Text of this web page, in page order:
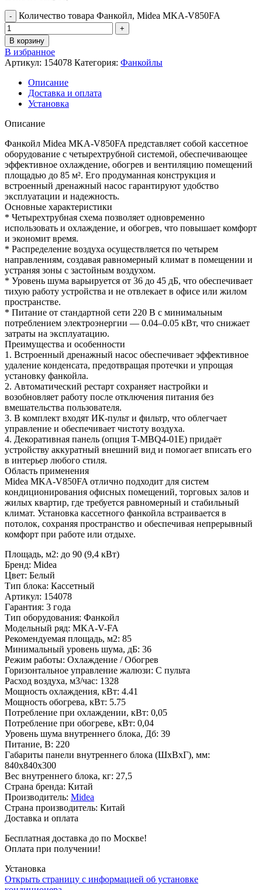
Количество товара Фанкойл, Midea MKA-V850FA
В корзину
В избранное
Артикул: 154078 Категория: Фанкойлы
Описание
Доставка и оплата
Установка
Описание
Фанкойл Midea MKA-V850FA представляет собой кассетное
оборудование с четырехтрубной системой, обеспечивающее
эффективное охлаждение, обогрев и вентиляцию помещений
площадью до 85 м². Его продуманная конструкция и
встроенный дренажный насос гарантируют удобство
эксплуатации и надежность.
Основные характеристики
* Четырехтрубная схема позволяет одновременно
использовать и охлаждение, и обогрев, что повышает комфорт
и экономит время.
* Распределение воздуха осуществляется по четырем
направлениям, создавая равномерный климат в помещении и
устраняя зоны с застойным воздухом.
* Уровень шума варьируется от 36 до 45 дБ, что обеспечивает
тихую работу устройства и не отвлекает в офисе или жилом
пространстве.
* Питание от стандартной сети 220 В с минимальным
потреблением электроэнергии — 0.04–0.05 кВт, что снижает
затраты на эксплуатацию.
Преимущества и особенности
1. Встроенный дренажный насос обеспечивает эффективное
удаление конденсата, предотвращая протечки и упрощая
установку фанкойла.
2. Автоматический рестарт сохраняет настройки и
возобновляет работу после отключения питания без
вмешательства пользователя.
3. В комплект входят ИК-пульт и фильтр, что облегчает
управление и обеспечивает чистоту воздуха.
4. Декоративная панель (опция T-MBQ4-01E) придаёт
устройству аккуратный внешний вид и помогает вписать его
в интерьер любого стиля.
Область применения
Midea MKA-V850FA отлично подходит для систем
кондиционирования офисных помещений, торговых залов и
жилых квартир, где требуется равномерный и стабильный
климат. Установка кассетного фанкойла встраивается в
потолок, сохраняя пространство и обеспечивая непрерывный
комфорт при работе или отдыхе.
Площадь, м2: до 90 (9,4 кВт)
Бренд: Midea
Цвет: Белый
Тип блока: Кассетный
Артикул: 154078
Гарантия: 3 года
Тип оборудования: Фанкойл
Модельный ряд: MKA-V-FA
Рекомендуемая площадь, м2: 85
Минимальный уровень шума, дБ: 36
Режим работы: Охлаждение / Обогрев
Горизонтальное управление жалюзи: С пульта
Расход воздуха, м3/час: 1328
Мощность охлаждения, кВт: 4.41
Мощность обогрева, кВт: 5.75
Потребление при охлаждении, кВт: 0,05
Потребление при обогреве, кВт: 0,04
Уровень шума внутреннего блока, Дб: 39
Питание, В: 220
Габариты панели внутреннего блока (ШхВхГ), мм:
840x840x300
Вес внутреннего блока, кг: 27,5
Страна бренда: Китай
Производитель: Midea
Страна производитель: Китай
Доставка и оплата
Бесплатная доставка до по Москве!
Оплата при получении!
Установка
Открыть страницу с информацией об установке